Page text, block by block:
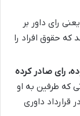
یعنی رای داور بر
حقوق افراد را
رای صادر کرده
که طرفین به او
قرارداد داوری